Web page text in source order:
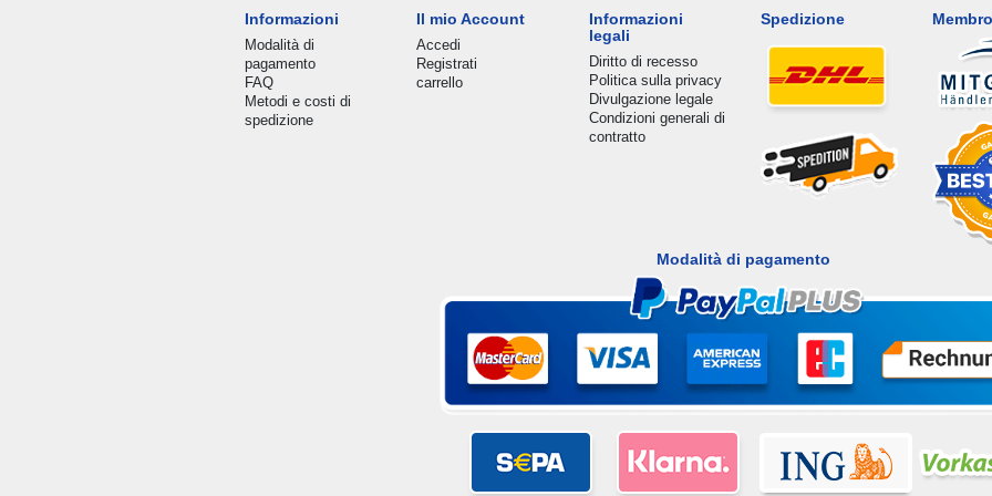
Informazioni
Modalità di
pagamento
FAQ
Metodi e costi di
spedizione
Il mio Account
Accedi
Registrati
carrello
Informazioni
legali
Diritto di recesso
Politica sulla privacy
Divulgazione legale
Condizioni generali di
contratto
Spedizione
Modalità di pagamento